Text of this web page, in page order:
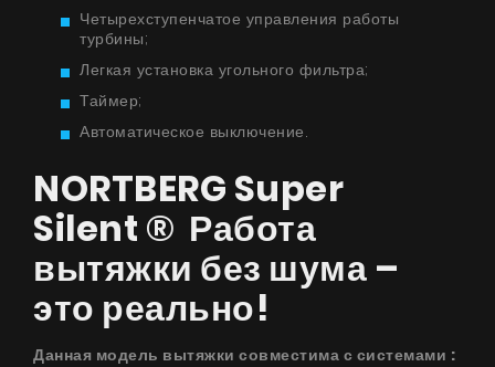
Четырехступенчатое управления работы
турбины;
Легкая установка угольного фильтра;
Таймер;
Автоматическое выключение.
NORTBERG Super
Silent ® Работа
вытяжки без шума –
это реально!
Данная модель вытяжки совместима с системами ​: